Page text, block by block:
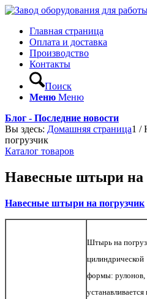
Главная страница
Оплата и доставка
Производство
Контакты
Поиск
Меню Меню
Блог - Последние новости
Вы здесь: Домашняя страница1 /
погрузчик
Каталог товаров
Навесные штыри на
Навесные штыри на погрузчик
Штырь на
цилиндрической
формы: рулонов,
устанавливается